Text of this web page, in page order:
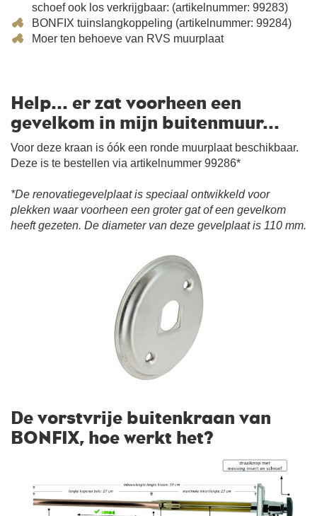
schoef ook los verkrijgbaar: (artikelnummer: 99283)
BONFIX tuinslangkoppeling (artikelnummer: 99284)
Moer ten behoeve van RVS muurplaat
Help... er zat voorheen een
gevelkom in mijn buitenmuur...
Voor deze kraan is óók een ronde muurplaat beschikbaar.
Deze is te bestellen via artikelnummer 99286*
*De renovatiegevelplaat is speciaal ontwikkeld voor
plekken waar voorheen een groter gat of een gevelkom
heeft gezeten. De diameter van deze gevelplaat is 110 mm.
De vorstvrije buitenkraan van
BONFIX, hoe werkt het?